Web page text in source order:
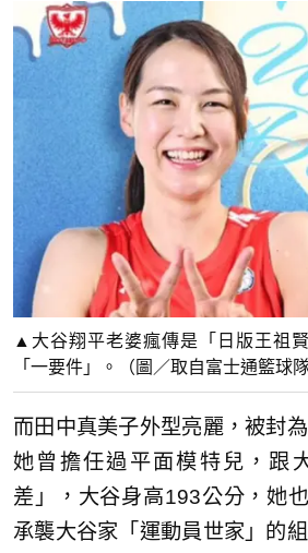
▲大谷翔平老婆瘋傳是「日版王祖
「一要件」。（圖／取自富士通籃球隊
而田中真美子外型亮麗，被封
她曾擔任過平面模特兒，跟
差」，大谷身高193公分，她
承襲大谷家「運動員世家」的